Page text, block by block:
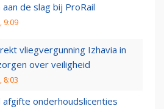
aan de slag bij ProRail
9:09
vliegvergunning Izhavia in
over veiligheid
8:03
afgifte onderhoudslicenties